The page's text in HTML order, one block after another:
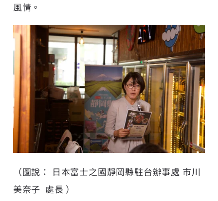
風情。
（圖說： 日本富士之國靜岡縣駐台辦事處 市川
美奈子 處長 ）